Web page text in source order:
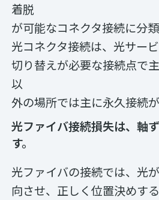
着脱
が可能なコネクタ接続に分類
光コネクタ接続は、光サー
切り替えが必要な接続点で
以
外の場所では主に永久接続が
光ファイバ接続損失は、軸
す。
光ファイバの接続では、光
向させ、正しく位置決めす